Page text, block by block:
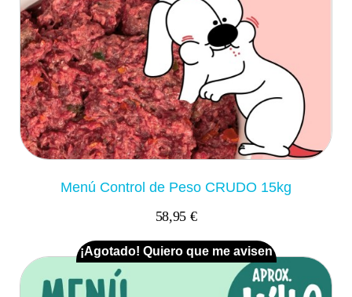
Menú Control de Peso CRUDO 15kg
58,95 €
¡Agotado! Quiero que me avisen